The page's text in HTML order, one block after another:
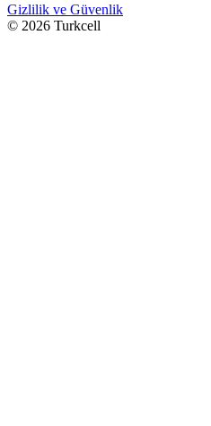
Gizlilik ve Güvenlik
© 2026 Turkcell